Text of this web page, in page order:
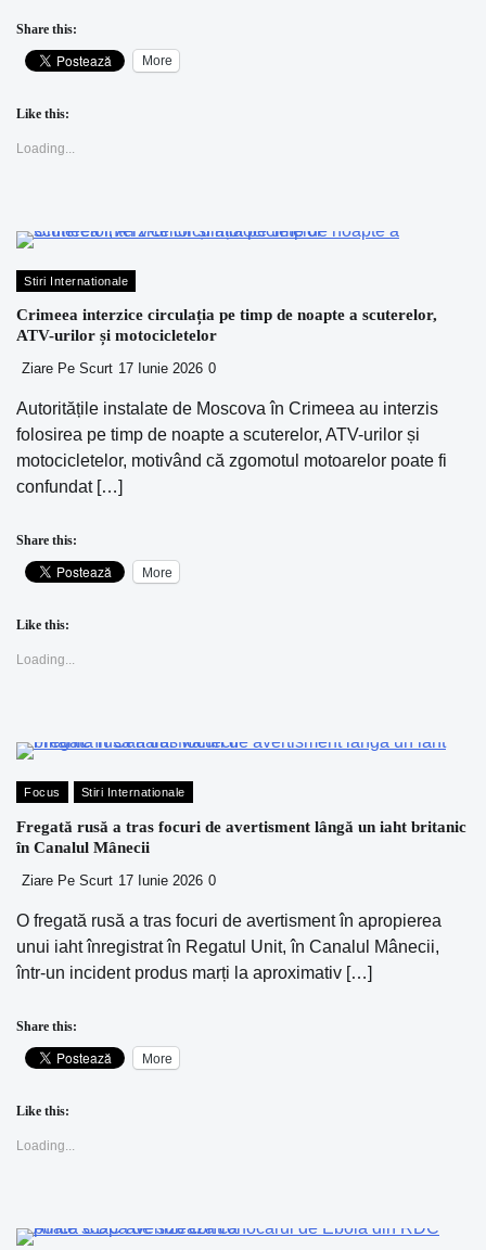
Share this:
More
Like this:
Loading...
Stiri Internationale
Crimeea interzice circulația pe timp de noapte a scuterelor,
ATV-urilor și motocicletelor
Ziare Pe Scurt 17 Iunie 2026 0
Autoritățile instalate de Moscova în Crimeea au interzis
folosirea pe timp de noapte a scuterelor, ATV-urilor și
motocicletelor, motivând că zgomotul motoarelor poate fi
confundat […]
Share this:
More
Like this:
Loading...
Focus Stiri Internationale
Fregată rusă a tras focuri de avertisment lângă un iaht britanic
în Canalul Mânecii
Ziare Pe Scurt 17 Iunie 2026 0
O fregată rusă a tras focuri de avertisment în apropierea
unui iaht înregistrat în Regatul Unit, în Canalul Mânecii,
într-un incident produs marți la aproximativ […]
Share this:
More
Like this:
Loading...